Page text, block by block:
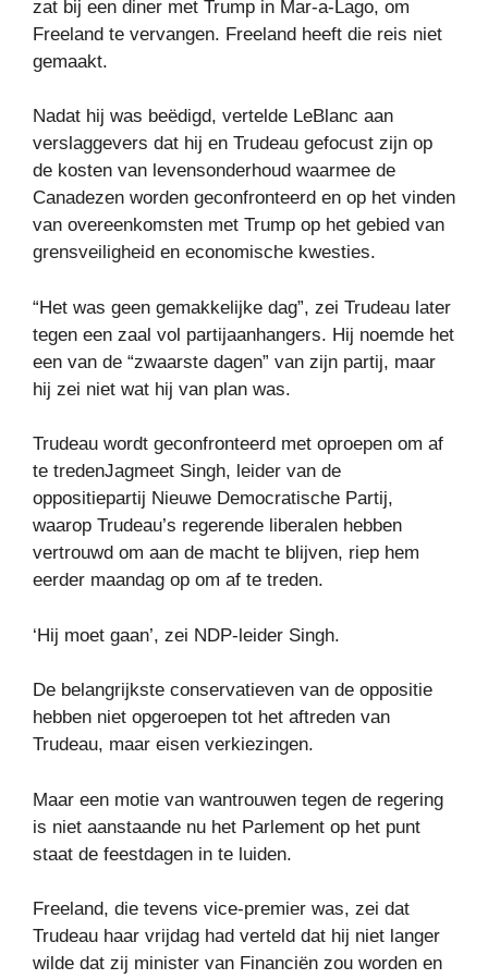
zat bij een diner met Trump in Mar-a-Lago, om
Freeland te vervangen. Freeland heeft die reis niet
gemaakt.
Nadat hij was beëdigd, vertelde LeBlanc aan
verslaggevers dat hij en Trudeau gefocust zijn op
de kosten van levensonderhoud waarmee de
Canadezen worden geconfronteerd en op het vinden
van overeenkomsten met Trump op het gebied van
grensveiligheid en economische kwesties.
“Het was geen gemakkelijke dag”, zei Trudeau later
tegen een zaal vol partijaanhangers. Hij noemde het
een van de “zwaarste dagen” van zijn partij, maar
hij zei niet wat hij van plan was.
Trudeau wordt geconfronteerd met oproepen om af
te tredenJagmeet Singh, leider van de
oppositiepartij Nieuwe Democratische Partij,
waarop Trudeau’s regerende liberalen hebben
vertrouwd om aan de macht te blijven, riep hem
eerder maandag op om af te treden.
‘Hij moet gaan’, zei NDP-leider Singh.
De belangrijkste conservatieven van de oppositie
hebben niet opgeroepen tot het aftreden van
Trudeau, maar eisen verkiezingen.
Maar een motie van wantrouwen tegen de regering
is niet aanstaande nu het Parlement op het punt
staat de feestdagen in te luiden.
Freeland, die tevens vice-premier was, zei dat
Trudeau haar vrijdag had verteld dat hij niet langer
wilde dat zij minister van Financiën zou worden en